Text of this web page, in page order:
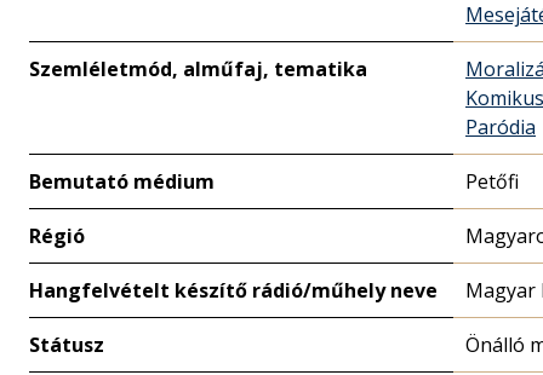
Szemléletmód, alműfaj, tematika
Komikus
Paródia
Bemutató médium Petőfi
Régió
Hangfelvételt készítő rádió/műhely neve Magyar
Státusz Önálló